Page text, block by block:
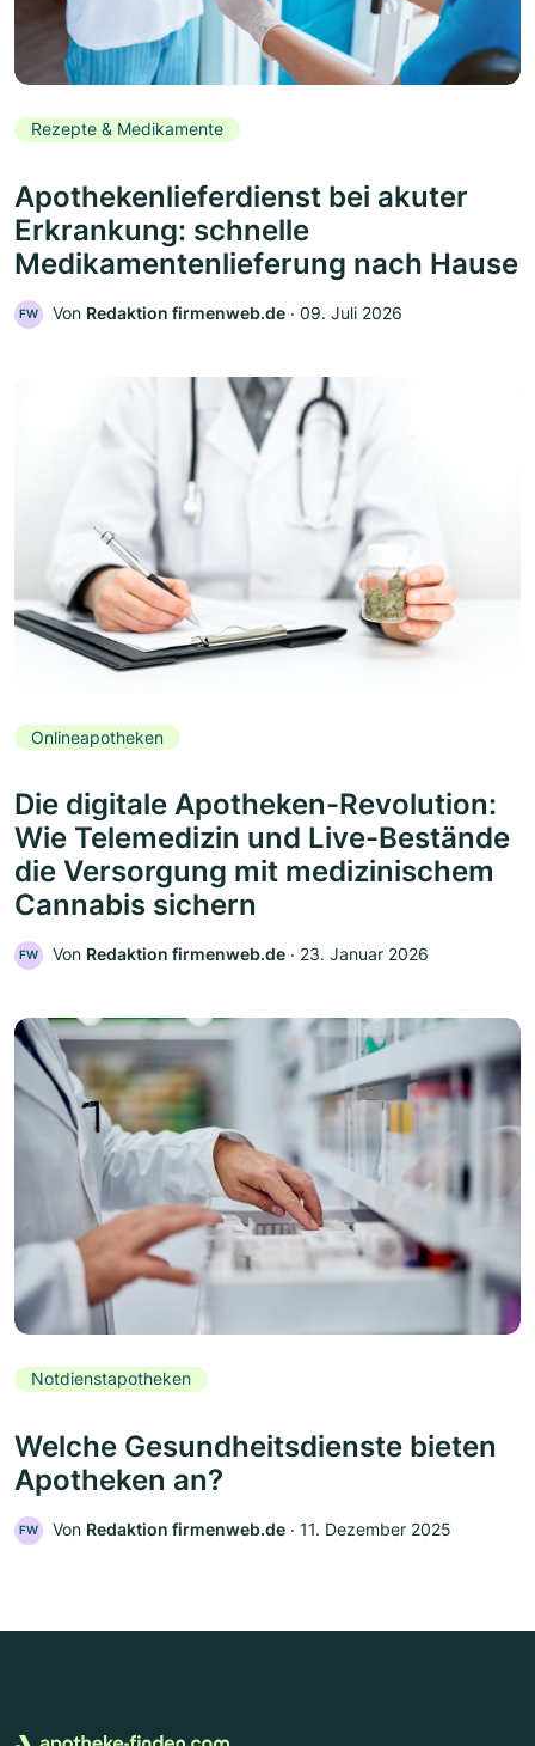
Rezepte & Medikamente
Apothekenlieferdienst bei akuter
Erkrankung: schnelle
Medikamentenlieferung nach Hause
FW Von Redaktion firmenweb.de ‧ 09. Juli 2026
Onlineapotheken
Die digitale Apotheken-Revolution:
Wie Telemedizin und Live-Bestände
die Versorgung mit medizinischem
Cannabis sichern
FW Von Redaktion firmenweb.de ‧ 23. Januar 2026
Notdienstapotheken
Welche Gesundheitsdienste bieten
Apotheken an?
FW Von Redaktion firmenweb.de ‧ 11. Dezember 2025